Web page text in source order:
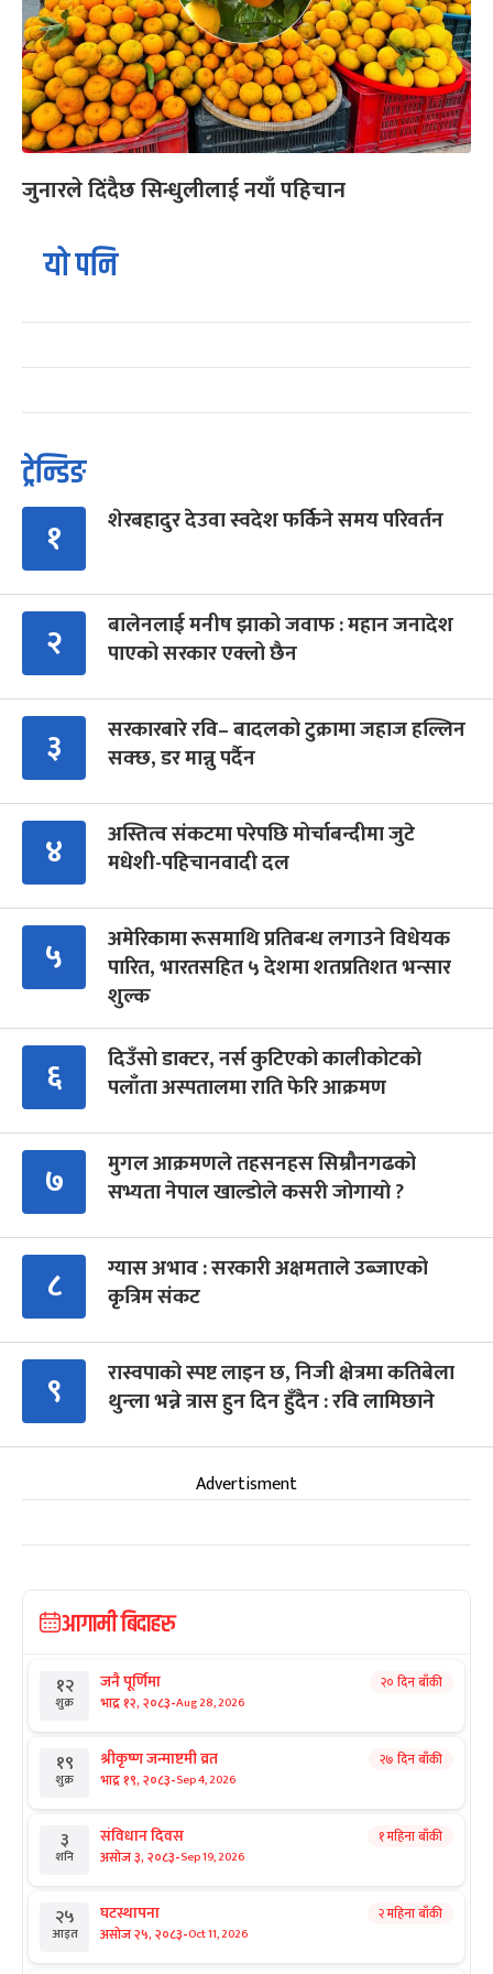
जुनारले दिंदैछ सिन्धुलीलाई नयाँ पहिचान
यो पनि
ट्रेन्डिङ
१ शेरबहादुर देउवा स्वदेश फर्किने समय परिवर्तन
२
बालेनलाई मनीष झाको जवाफ : महान जनादेश
पाएको सरकार एक्लो छैन
३
सरकारबारे रवि– बादलको टुक्रामा जहाज हल्लिन
सक्छ, डर मान्नु पर्दैन
४
अस्तित्व संकटमा परेपछि मोर्चाबन्दीमा जुटे
मधेशी-पहिचानवादी दल
५
अमेरिकामा रूसमाथि प्रतिबन्ध लगाउने विधेयक
पारित, भारतसहित ५ देशमा शतप्रतिशत भन्सार
शुल्क
६
दिउँसो डाक्टर, नर्स कुटिएको कालीकोटको
पलाँता अस्पतालमा राति फेरि आक्रमण
७
मुगल आक्रमणले तहसनहस सिम्रौनगढको
सभ्यता नेपाल खाल्डोले कसरी जोगायो ?
८
ग्यास अभाव : सरकारी अक्षमताले उब्जाएको
कृत्रिम संकट
९
रास्वपाको स्पष्ट लाइन छ, निजी क्षेत्रमा कतिबेला
थुन्ला भन्ने त्रास हुन दिन हुँदैन : रवि लामिछाने
Advertisment
आगामी बिदाहरु
१२
शुक्र
जनै पूर्णिमा
भाद्र १२, २०८३-Aug 28, 2026
२० दिन बाँकी
१९
शुक्र
श्रीकृष्ण जन्माष्टमी व्रत
भाद्र १९, २०८३-Sep 4, 2026
२७ दिन बाँकी
३
शनि
संविधान दिवस
असोज ३, २०८३-Sep 19, 2026
१ महिना बाँकी
२५
आइत
घटस्थापना
असोज २५, २०८३-Oct 11, 2026
२ महिना बाँकी